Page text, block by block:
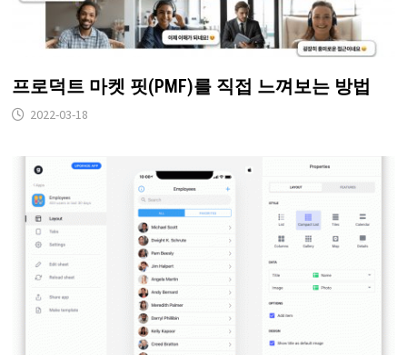
프로덕트 마켓 핏(PMF)를 직접 느껴보는 방법
2022-03-18